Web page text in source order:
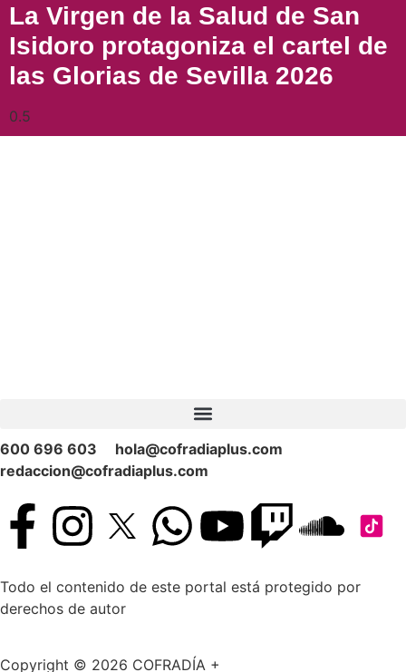
La Virgen de la Salud de San
Isidoro protagoniza el cartel de
las Glorias de Sevilla 2026
600 696 603
hola@cofradiaplus.com
redaccion@cofradiaplus.com
Todo el contenido de este portal está protegido por
derechos de autor
Copyright © 2026 COFRADÍA +